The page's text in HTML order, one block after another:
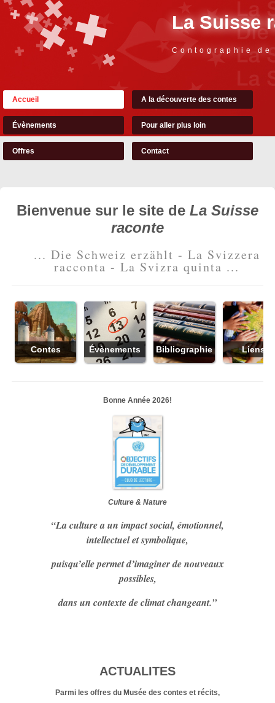
La Suisse
Contographie
Accueil A la découverte des contes
Évènements Pour aller plus loin
Offres Contact
Bienvenue sur le site de La Suisse
raconte
... Die Schweiz erzählt - La Svizzera
racconta - La Svizra quinta ...
Contes Évènements Bibliographie Liens
Bonne Année 2026!
Culture & Nature
“La culture a un impact social, émotionnel,
intellectuel et symbolique,
puisqu’elle permet d’imaginer de nouveaux
possibles,
dans un contexte de climat changeant.”
ACTUALITES
Parmi les offres du Musée des contes et récits,